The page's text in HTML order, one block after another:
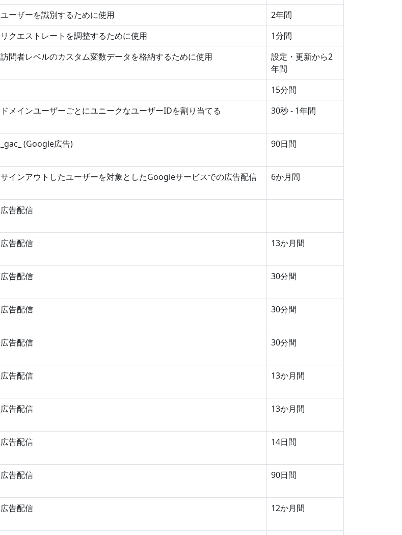
ユーザーを識別するために使用
2年間
リクエストレートを調整するために使用
1分間
訪問者レベルのカスタム変数データを格納するために使用
設定・更新から2
年間
15分間
ドメインユーザーごとにユニークなユーザーIDを割り当てる 30秒 - 1年間
_gac_ (Google広告) 90日間
サインアウトしたユーザーを対象としたGoogleサービスでの広告配信 6か月間
広告配信
広告配信 13か月間
広告配信 30分間
広告配信 30分間
広告配信 30分間
広告配信 13か月間
広告配信 13か月間
広告配信 14日間
広告配信 90日間
広告配信 12か月間